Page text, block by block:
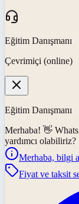
Eğitim Danışmanı
Çevrimiçi (online)
Eğitim Danışmanı
Merhaba! 👋
yardımcı olabiliriz?
Merhaba, bilgi
Fiyat ve taksit